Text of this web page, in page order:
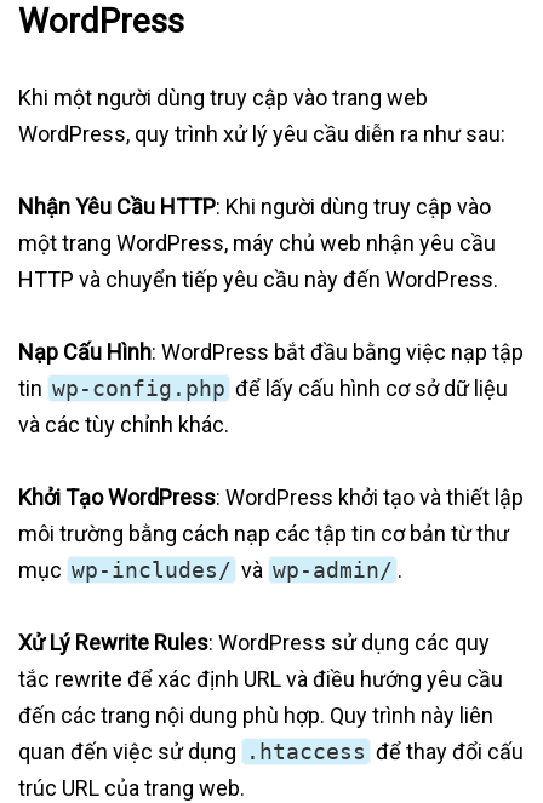
WordPress
Khi một người dùng truy cập vào trang web
WordPress, quy trình xử lý yêu cầu diễn ra như sau:
Nhận Yêu Cầu HTTP: Khi người dùng truy cập vào
một trang WordPress, máy chủ web nhận yêu cầu
HTTP và chuyển tiếp yêu cầu này đến WordPress.
Nạp Cấu Hình: WordPress bắt đầu bằng việc nạp tập
tin wp-config.php để lấy cấu hình cơ sở dữ liệu
và các tùy chỉnh khác.
Khởi Tạo WordPress: WordPress khởi tạo và thiết lập
môi trường bằng cách nạp các tập tin cơ bản từ thư
mục wp-includes/ và wp-admin/ .
Xử Lý Rewrite Rules: WordPress sử dụng các quy
tắc rewrite để xác định URL và điều hướng yêu cầu
đến các trang nội dung phù hợp. Quy trình này liên
quan đến việc sử dụng
.htaccess để thay đổi cấu
trúc URL của trang web.